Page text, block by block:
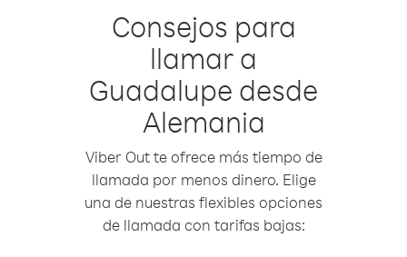
Consejos para
llamar a
Guadalupe desde
Alemania
Viber Out te ofrece más tiempo de
llamada por menos dinero. Elige
una de nuestras flexibles opciones
de llamada con tarifas bajas: